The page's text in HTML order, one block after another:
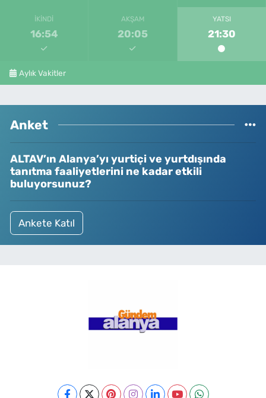
İKINDI
16:54
AKŞAM
20:05
YATSI
21:30
Aylık Vakitler
Anket
ALTAV’ın Alanya’yı yurtiçi ve yurtdışında
tanıtma faaliyetlerini ne kadar etkili
buluyorsunuz?
Ankete Katıl